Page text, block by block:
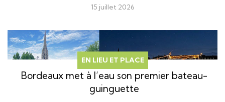
15 juillet 2026
EN LIEU ET PLACE
Bordeaux met à l’eau son premier bateau-
guinguette